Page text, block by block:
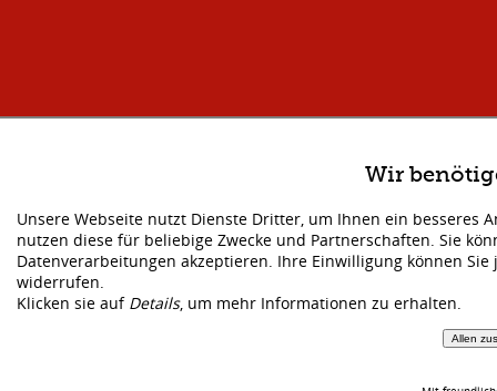
Wir
Unsere Webseite nutzt Dienste Dritter, um Ihnen ein besseres
nutzen diese für beliebige Zwecke und Partnerschaften. Sie
Datenverarbeitungen akzeptieren. Ihre Einwilligung können
widerrufen.
Klicken sie auf Details, um mehr Informationen zu erhalten.
Allen